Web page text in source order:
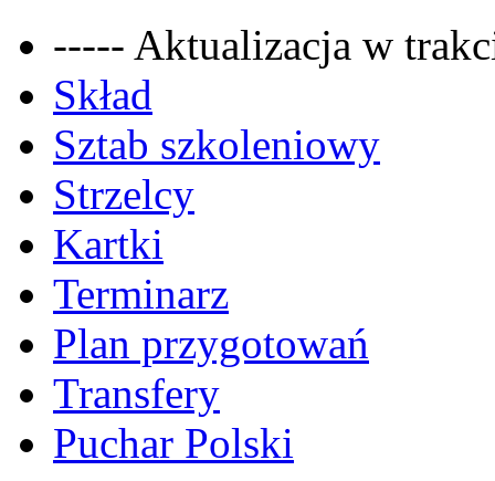
----- Aktualizacja w
Skład
Sztab szkoleniowy
Strzelcy
Kartki
Terminarz
Plan przygotowań
Transfery
Puchar Polski